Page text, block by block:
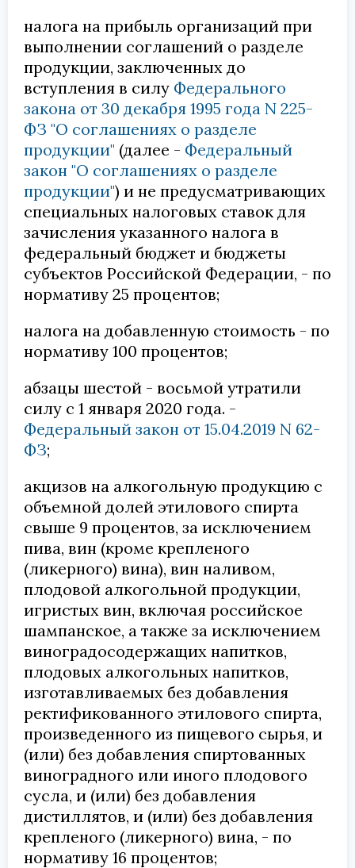
налога на прибыль организаций при
выполнении соглашений о разделе
продукции, заключенных до
вступления в силу Федерального
закона от 30 декабря 1995 года N 225-
ФЗ "О соглашениях о разделе
продукции" (далее - Федеральный
закон "О соглашениях о разделе
продукции") и не предусматривающих
специальных налоговых ставок для
зачисления указанного налога в
федеральный бюджет и бюджеты
субъектов Российской Федерации, - по
нормативу 25 процентов;
налога на добавленную стоимость - по
нормативу 100 процентов;
абзацы шестой - восьмой утратили
силу с 1 января 2020 года. -
Федеральный закон от 15.04.2019 N 62-
ФЗ;
акцизов на алкогольную продукцию с
объемной долей этилового спирта
свыше 9 процентов, за исключением
пива, вин (кроме крепленого
(ликерного) вина), вин наливом,
плодовой алкогольной продукции,
игристых вин, включая российское
шампанское, а также за исключением
виноградосодержащих напитков,
плодовых алкогольных напитков,
изготавливаемых без добавления
ректификованного этилового спирта,
произведенного из пищевого сырья, и
(или) без добавления спиртованных
виноградного или иного плодового
сусла, и (или) без добавления
дистиллятов, и (или) без добавления
крепленого (ликерного) вина, - по
нормативу 16 процентов;